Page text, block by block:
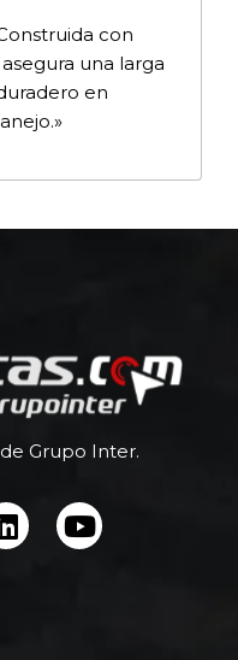
con
una larga
en
Grupo Inter.